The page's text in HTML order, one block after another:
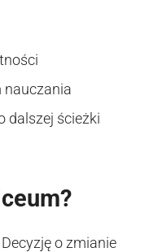
nauczania
dalszej ścieżki
o zmianie